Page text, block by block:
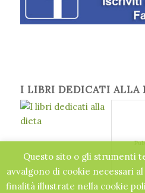
I LIBRI DEDICATI ALLA
Questo sito o gli strumenti
avvalgono di cookie necessari
finalità illustrate nella cookie